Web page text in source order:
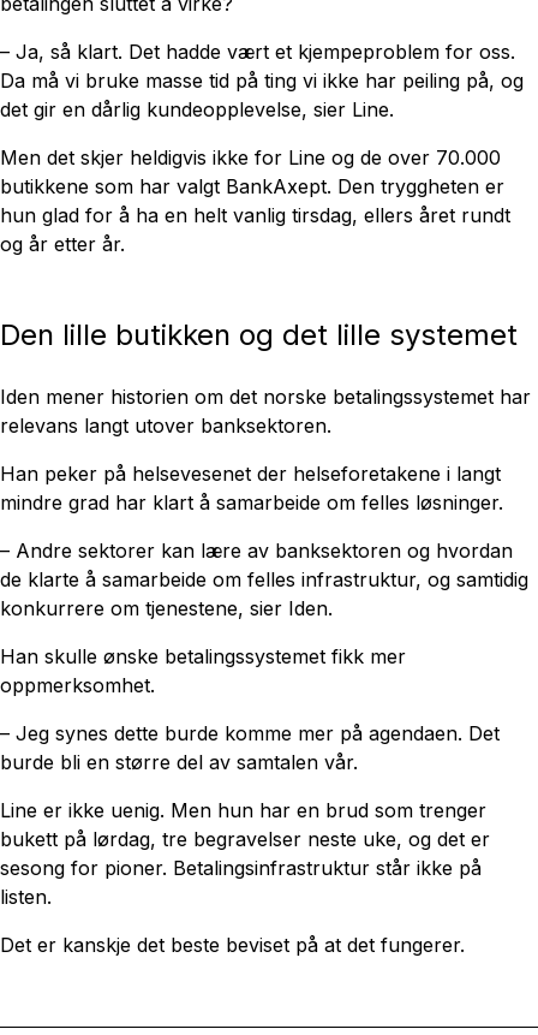
– Ja, så klart. Det hadde vært et kjempeproblem for oss.
Da må vi bruke masse tid på ting vi ikke har peiling på, og
det gir en dårlig kundeopplevelse, sier Line.
Men det skjer heldigvis ikke for Line og de over 70.000
butikkene som har valgt BankAxept. Den tryggheten er
hun glad for å ha en helt vanlig tirsdag, ellers året rundt
og år etter år.
Den lille butikken og det lille systemet
Iden mener historien om det norske betalingssystemet har
relevans langt utover banksektoren.
Han peker på helsevesenet der helseforetakene i langt
mindre grad har klart å samarbeide om felles løsninger.
– Andre sektorer kan lære av banksektoren og hvordan
de klarte å samarbeide om felles infrastruktur, og samtidig
konkurrere om tjenestene, sier Iden.
Han skulle ønske betalingssystemet fikk mer
oppmerksomhet.
– Jeg synes dette burde komme mer på agendaen. Det
burde bli en større del av samtalen vår.
Line er ikke uenig. Men hun har en brud som trenger
bukett på lørdag, tre begravelser neste uke, og det er
sesong for pioner. Betalingsinfrastruktur står ikke på
listen.
Det er kanskje det beste beviset på at det fungerer.